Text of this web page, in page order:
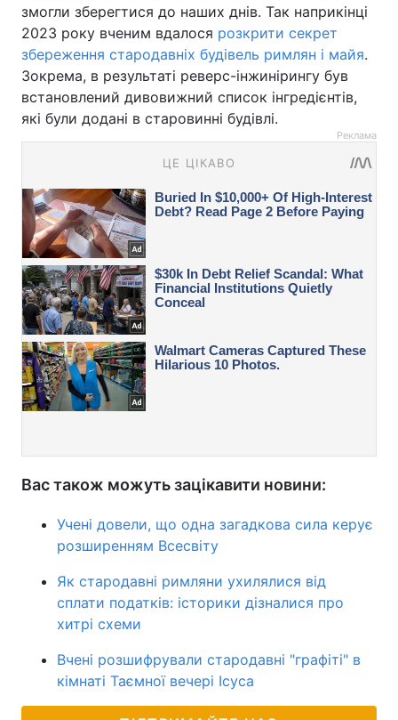
змогли зберегтися до наших днів. Так наприкінці
2023 року вченим вдалося розкрити секрет
збереження стародавніх будівель римлян і майя.
Зокрема, в результаті реверс-інжинірингу був
встановлений дивовижний список інгредієнтів,
які були додані в старовинні будівлі.
Реклама
Вас також можуть зацікавити новини:
Учені довели, що одна загадкова сила керує
розширенням Всесвіту
Як стародавні римляни ухилялися від
сплати податків: історики дізналися про
хитрі схеми
Вчені розшифрували стародавні "графіті" в
кімнаті Таємної вечері Ісуса